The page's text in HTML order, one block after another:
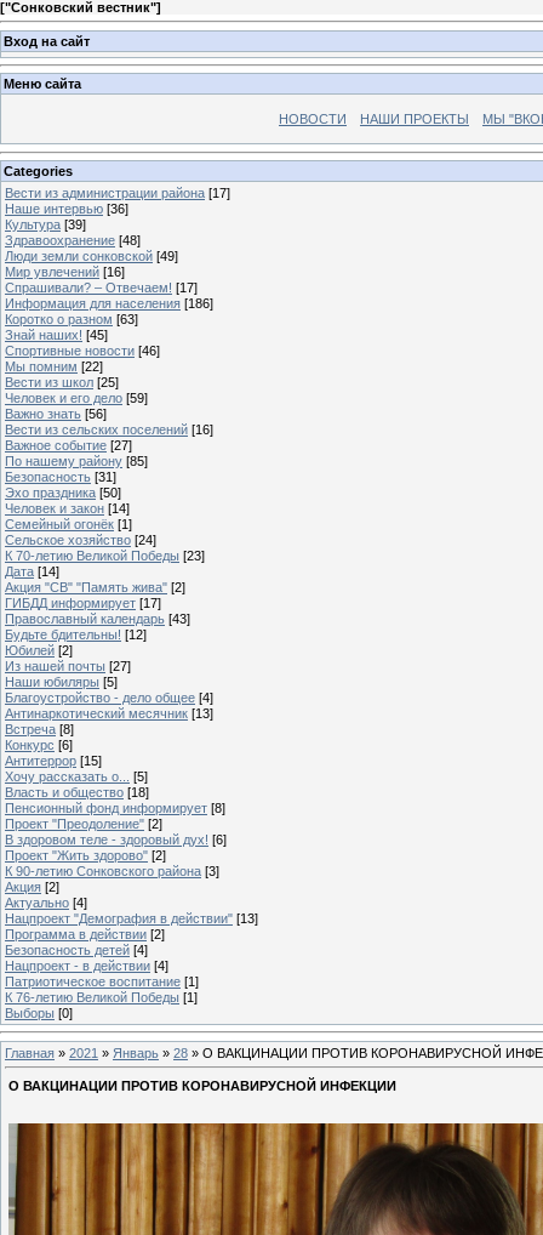
["Сонковский вестник"]
Вход на сайт
Меню сайта
НОВОСТИ НАШИ ПРОЕКТЫ МЫ
Categories
Вести из администрации района [17]
Наше интервью [36]
Культура [39]
Здравоохранение [48]
Люди земли сонковской [49]
Мир увлечений [16]
Спрашивали? – Отвечаем! [17]
Информация для населения [186]
Коротко о разном [63]
Знай наших! [45]
Спортивные новости [46]
Мы помним [22]
Вести из школ [25]
Человек и его дело [59]
Важно знать [56]
Вести из сельских поселений [16]
Важное событие [27]
По нашему району [85]
Безопасность [31]
Эхо праздника [50]
Человек и закон [14]
Семейный огонёк [1]
Сельское хозяйство [24]
К 70-летию Великой Победы [23]
Дата [14]
Акция "СВ" "Память жива" [2]
ГИБДД информирует [17]
Православный календарь [43]
Будьте бдительны! [12]
Юбилей [2]
Из нашей почты [27]
Наши юбиляры [5]
Благоустройство - дело общее [4]
Антинаркотический месячник [13]
Встреча [8]
Конкурс [6]
Антитеррор [15]
Хочу рассказать о...
[5]
Власть и общество [18]
Пенсионный фонд информирует [8]
Проект "Преодоление" [2]
В здоровом теле - здоровый дух! [6]
Проект "Жить здорово" [2]
К 90-летию Сонковского района [3]
Акция [2]
Актуально [4]
Нацпроект "Демография в действии" [13]
Программа в действии [2]
Безопасность детей [4]
Нацпроект - в действии [4]
Патриотическое воспитание [1]
К 76-летию Великой Победы [1]
Выборы [0]
Главная » 2021 » Январь » 28 » О ВАКЦИНАЦИИ ПРОТИВ КОРОНАВИРУСНОЙ
О ВАКЦИНАЦИИ ПРОТИВ КОРОНАВИРУСНОЙ ИНФЕКЦИИ